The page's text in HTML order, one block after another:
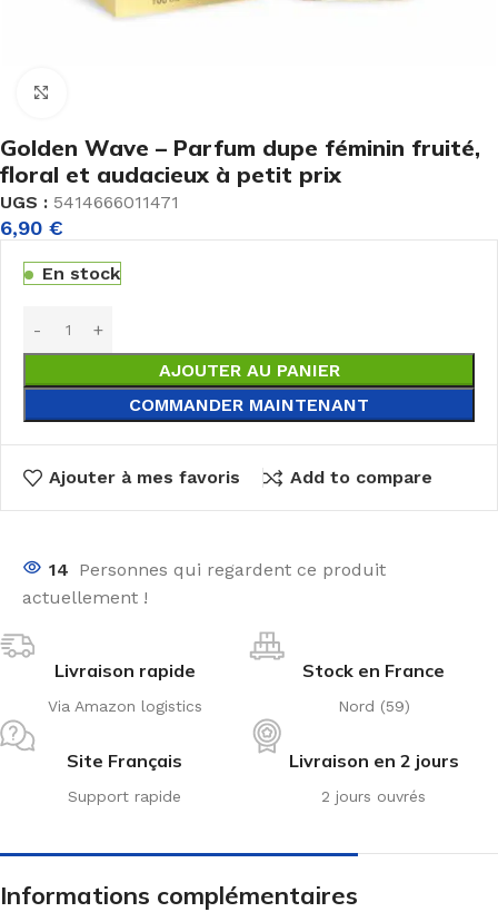
Golden Wave – Parfum dupe féminin fruité,
floral et audacieux à petit prix
UGS : 5414666011471
6,90 €
En stock
AJOUTER AU PANIER
COMMANDER MAINTENANT
Ajouter à mes favoris Add to compare
14 Personnes qui regardent ce produit
actuellement !
Livraison rapide
Via Amazon logistics
Stock en France
Nord (59)
Site Français
Support rapide
Livraison en 2 jours
2 jours ouvrés
Informations complémentaires